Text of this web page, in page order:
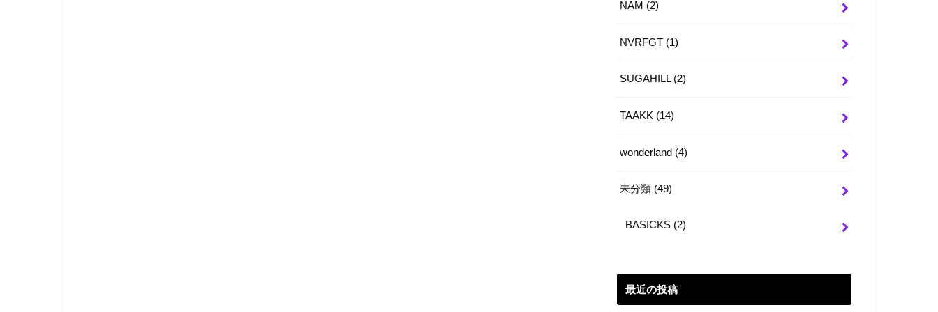
NAM (2)
NVRFGT (1)
SUGAHILL (2)
TAAKK (14)
wonderland (4)
未分類 (49)
BASICKS (2)
最近の投稿